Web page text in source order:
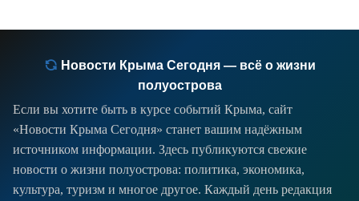
Новости Крыма Сегодня — всё о жизни
полуострова
Если вы хотите быть в курсе событий Крыма, сайт
«Новости Крыма Сегодня» станет вашим надёжным
источником информации. Здесь публикуются свежие
новости о жизни полуострова: политика, экономика,
культура, туризм и многое другое. Каждый день редакция